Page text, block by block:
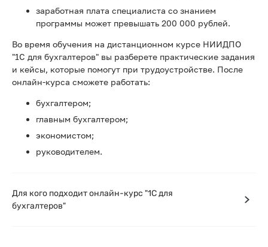
заработная плата специалиста со знанием
программы может превышать 200 000 рублей.
Во время обучения на дистанционном курсе НИИДПО
"1С для бухгалтеров" вы разберете практические задания
и кейсы, которые помогут при трудоустройстве. После
онлайн-курса сможете работать:
бухгалтером;
главным бухгалтером;
экономистом;
руководителем.
Для кого подходит онлайн-курс "1С для
бухгалтеров"